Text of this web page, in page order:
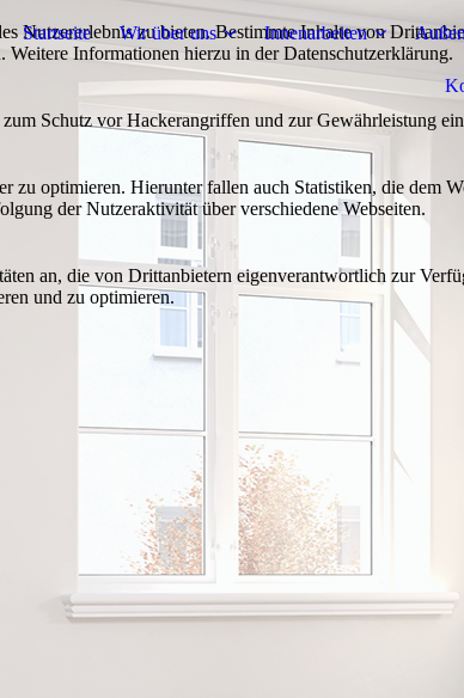
Startseite Wir über uns Innenarbeiten
Nutzererlebnis zu bieten. Bestimmte Inhalte von
Informationen hierzu in der Datenschutzerklärung.
Schutz vor Hackerangriffen und zur Gewährleistung
zu optimieren. Hierunter fallen auch Statistiken, die dem
der Nutzeraktivität über verschiedene Webseiten.
an, die von Drittanbietern eigenverantwortlich zur
und zu optimieren.